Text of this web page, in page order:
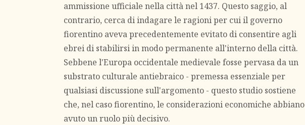
ammissione ufficiale nella città nel 1437. Questo saggio, al
contrario, cerca di indagare le ragioni per cui il governo
fiorentino aveva precedentemente evitato di consentire agli
ebrei di stabilirsi in modo permanente all'interno della città.
Sebbene l'Europa occidentale medievale fosse pervasa da un
substrato culturale antiebraico - premessa essenziale per
qualsiasi discussione sull'argomento - questo studio sostiene
che, nel caso fiorentino, le considerazioni economiche abbiano
avuto un ruolo più decisivo.